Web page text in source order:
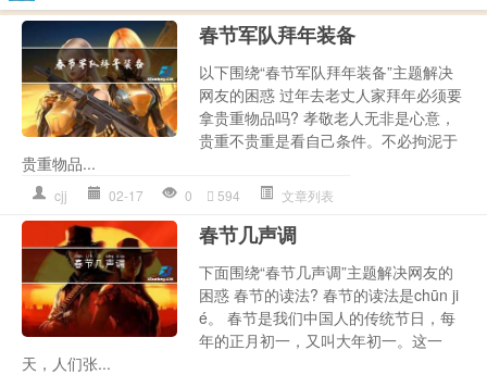
春节军队拜年装备
以下围绕“春节军队拜年装备”主题解决
网友的困惑 过年去老丈人家拜年必须要
拿贵重物品吗? 孝敬老人无非是心意，
贵重不贵重是看自己条件。不必拘泥于
贵重物品...
cjj 02-17 0 594 文章列表
春节几声调
下面围绕“春节几声调”主题解决网友的
困惑 春节的读法? 春节的读法是chūn ji
é。 春节是我们中国人的传统节日，每
年的正月初一，又叫大年初一。这一
天，人们张...